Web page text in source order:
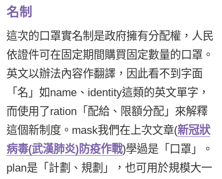
名制
這次的口罩實名制是政府擁有分配權，人民
依證件可在固定期間購買固定數量的口罩。
英文以辦法內容作翻譯，因此看不到字面
「名」如name、identity這類的英文單字，
而使用了ration「配給、限額分配」來解釋
這個新制度。mask我們在上次文章(新冠狀
病毒(武漢肺炎)防疫作戰)學過是「口罩」。
plan是「計劃、規劃」，也可用於規模大一